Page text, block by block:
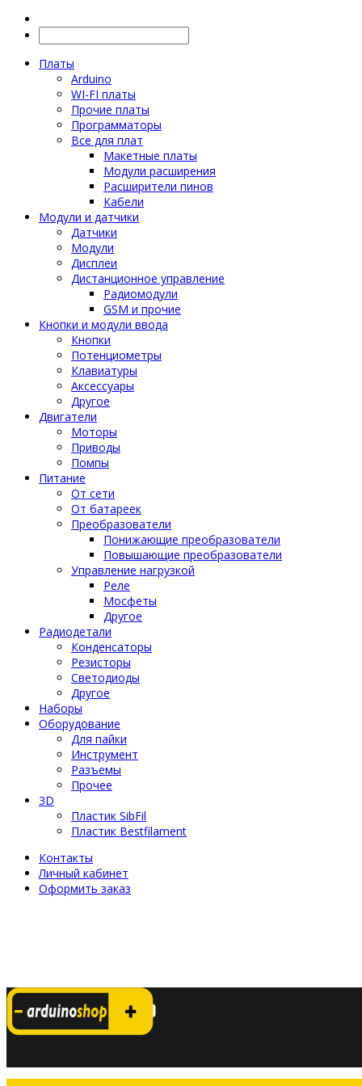
Платы
Arduino
WI-FI платы
Прочие платы
Программаторы
Все для плат
Макетные платы
Модули расширения
Расширители пинов
Кабели
Модули и датчики
Датчики
Модули
Дисплеи
Дистанционное управление
Радиомодули
GSM и прочие
Кнопки и модули ввода
Кнопки
Потенциометры
Клавиатуры
Аксессуары
Другое
Двигатели
Моторы
Приводы
Помпы
Питание
От сети
От батареек
Преобразователи
Понижающие преобразователи
Повышающие преобразователи
Управление нагрузкой
Реле
Мосфеты
Другое
Радиодетали
Конденсаторы
Резисторы
Светодиоды
Другое
Наборы
Оборудование
Для пайки
Инструмент
Разъемы
Прочее
3D
Пластик SibFil
Пластик Bestfilament
Контакты
Личный кабинет
Оформить заказ